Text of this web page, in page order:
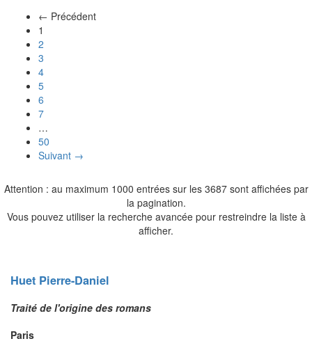
← Précédent
1
2
3
4
5
6
7
…
50
Suivant →
Attention : au maximum 1000 entrées sur les 3687 sont affichées par
la pagination.
Vous pouvez utiliser la recherche avancée pour restreindre la liste à
afficher.
Huet Pierre-Daniel
Traité de l'origine des romans
Paris